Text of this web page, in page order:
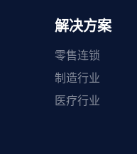
解决方案
零售连锁
制造行业
医疗行业